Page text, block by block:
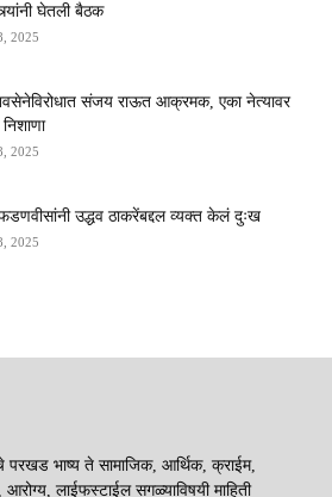
घेतली बैठक
2025
संजय राऊत आक्रमक, एका नेत्यावर
2025
उद्धव ठाकरेंबद्दल व्यक्त केलं दुःख
2025
परखड भाष्य ते सामाजिक, आर्थिक, क्राईम,
लाईफस्टाईल सगळ्याविषयी माहिती